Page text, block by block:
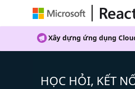
Xây dựng ứng dụng
HỌC HỎI, KẾT